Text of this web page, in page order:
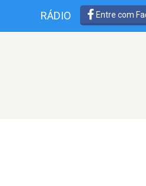
RÁDIO Entre com